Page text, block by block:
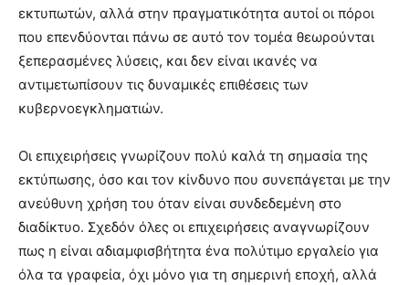
εκτυπωτών, αλλά στην πραγματικότητα αυτοί οι πόροι
που επενδύονται πάνω σε αυτό τον τομέα θεωρούνται
ξεπερασμένες λύσεις, και δεν είναι ικανές να
αντιμετωπίσουν τις δυναμικές επιθέσεις των
κυβερνοεγκληματιών.
Οι επιχειρήσεις γνωρίζουν πολύ καλά τη σημασία της
εκτύπωσης, όσο και τον κίνδυνο που συνεπάγεται με την
ανεύθυνη χρήση του όταν είναι συνδεδεμένη στο
διαδίκτυο. Σχεδόν όλες οι επιχειρήσεις αναγνωρίζουν
πως η είναι αδιαμφισβήτητα ένα πολύτιμο εργαλείο για
όλα τα γραφεία, όχι μόνο για τη σημερινή εποχή, αλλά